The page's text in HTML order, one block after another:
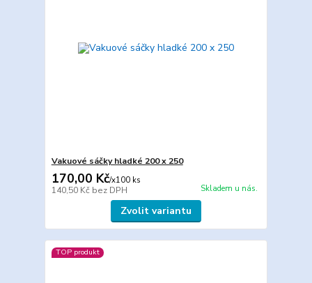
Vakuové sáčky hladké 200 x 250
170,00 Kč/x100 ks
140,50 Kč bez DPH Skladem u nás.
Zvolit variantu
TOP produkt